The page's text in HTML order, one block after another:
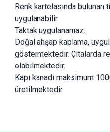
Renk kartelasında bulunan
uygulanabilir.
Taktak uygulanamaz.
Doğal ahşap kaplama,
göstermektedir. Çıtalarda
olabilmektedir.
Kapı kanadı maksimum
üretilmektedir.